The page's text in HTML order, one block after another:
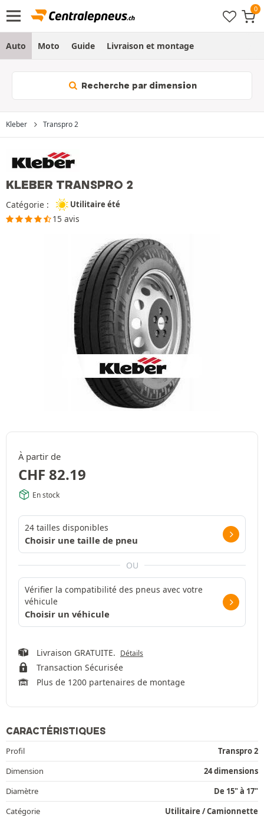
Auto Moto Guide Livraison et montage
Recherche par dimension
Kleber Transpro 2
KLEBER TRANSPRO 2
Catégorie : Utilitaire été
15 avis
À partir de
CHF 82.19
En stock
24 tailles disponibles
Choisir une taille de pneu
OU
Vérifier la compatibilité des pneus avec votre
véhicule
Choisir un véhicule
Livraison GRATUITE. Détails
Transaction Sécurisée
Plus de 1200 partenaires de montage
CARACTÉRISTIQUES
Profil
Transpro 2
Dimension
24 dimensions
Diamètre
De 15" à 17"
Catégorie
Utilitaire / Camionnette